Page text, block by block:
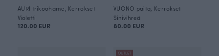
AURI trikoohame, Kerrokset
Violetti
120.00 EUR
VUONO paita, Kerrokset
Sinivihreä
80.00 EUR
OUTLET